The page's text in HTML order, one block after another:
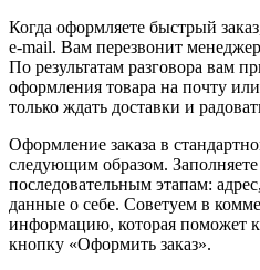
Когда оформляете быстрый
e-mail. Вам перезвонит
По результатам разговора вам
оформления товара на почту
только ждать доставки и
Оформление заказа в
следующим образом.
последовательным этапам:
данные о себе. Советуем в
информацию, которая поможет
кнопку «Оформить заказ».